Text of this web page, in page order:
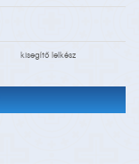
kisegítő lelkész